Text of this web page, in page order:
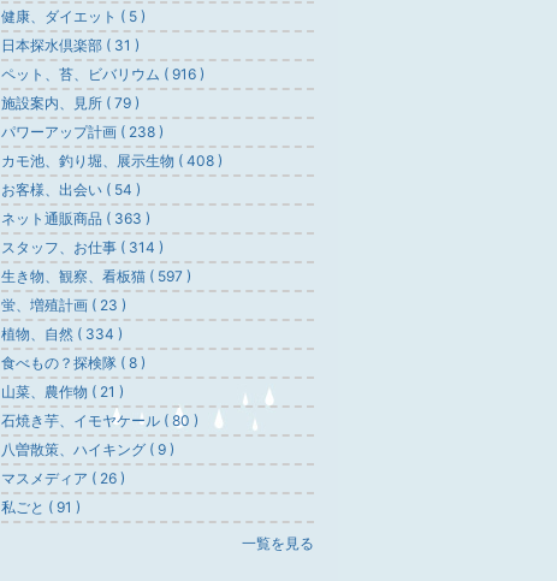
健康、ダイエット ( 5 )
日本探水倶楽部 ( 31 )
ペット、苔、ビバリウム ( 916 )
施設案内、見所 ( 79 )
パワーアップ計画 ( 238 )
カモ池、釣り堀、展示生物 ( 408 )
お客様、出会い ( 54 )
ネット通販商品 ( 363 )
スタッフ、お仕事 ( 314 )
生き物、観察、看板猫 ( 597 )
蛍、増殖計画 ( 23 )
植物、自然 ( 334 )
食べもの？探検隊 ( 8 )
山菜、農作物 ( 21 )
石焼き芋、イモヤケール ( 80 )
八曽散策、ハイキング ( 9 )
マスメディア ( 26 )
私ごと ( 91 )
一覧を見る